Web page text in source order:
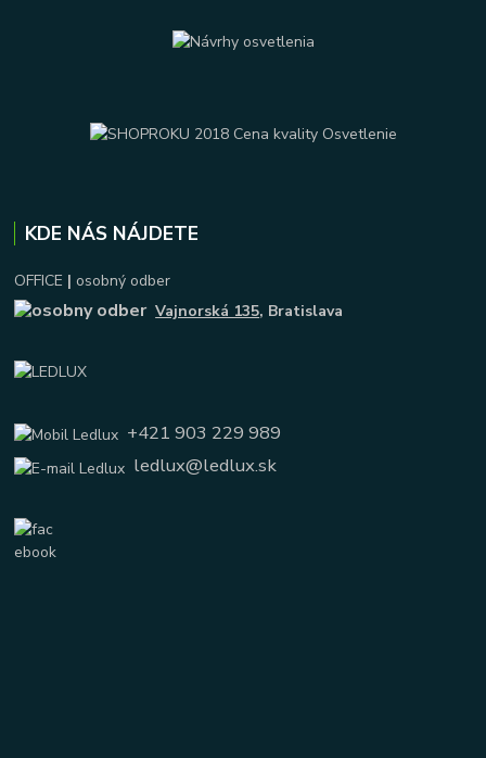
KDE NÁS NÁJDETE
OFFICE | osobný odber
Vajnorská 135, Bratislava
+421 903 229 989
ledlux@ledlux.sk